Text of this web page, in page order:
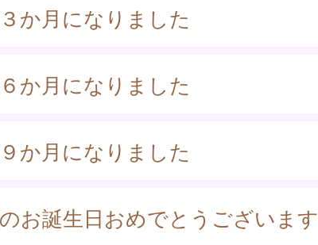
か月になりました
か月になりました
か月になりました
お誕生日おめでとうございます